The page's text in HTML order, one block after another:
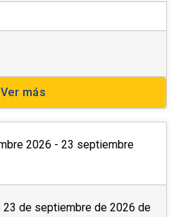
Ver más
2026 - 23 septiembre
23 de septiembre de 2026 de